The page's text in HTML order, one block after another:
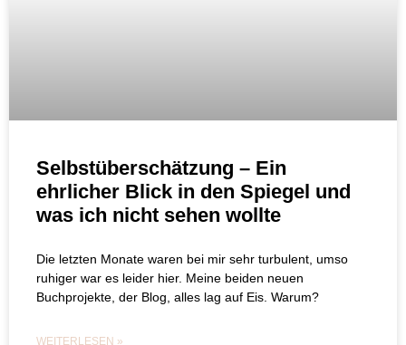
Selbstüberschätzung – Ein
ehrlicher Blick in den Spiegel und
was ich nicht sehen wollte
Die letzten Monate waren bei mir sehr turbulent, umso
ruhiger war es leider hier. Meine beiden neuen
Buchprojekte, der Blog, alles lag auf Eis. Warum?
WEITERLESEN »